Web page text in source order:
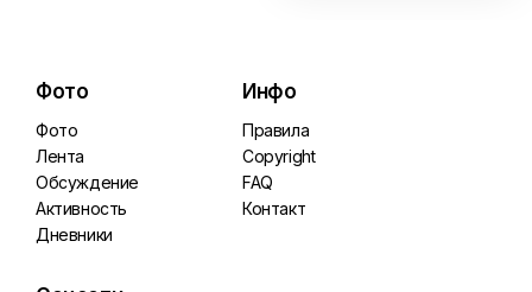
Фото
Фото
Лента
Обсуждение
Активность
Дневники
Инфо
Правила
Copyright
FAQ
Контакт